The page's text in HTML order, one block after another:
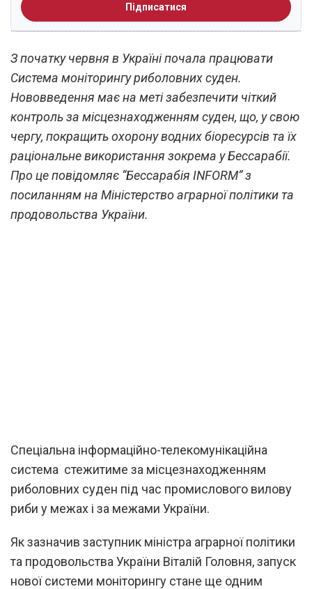
Підписатися
З початку червня в Україні почала працювати
Система моніторингу риболовних суден.
Нововведення має на меті забезпечити чіткий
контроль за місцезнаходженням суден, що, у свою
чергу, покращить охорону водних біоресурсів та їх
раціональне використання зокрема у Бессарабії.
Про це повідомляє “Бессарабія INFORM” з
посиланням на Міністерство аграрної політики та
продовольства України.
Спеціальна інформаційно-телекомунікаційна
система стежитиме за місцезнаходженням
риболовних суден під час промислового вилову
риби у межах і за межами України.
Як зазначив заступник міністра аграрної політики
та продовольства України Віталій Головня, запуск
нової системи моніторингу стане ще одним